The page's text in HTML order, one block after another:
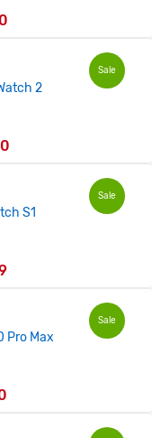
Sale
2
Sale
S1
Sale
Pro Max